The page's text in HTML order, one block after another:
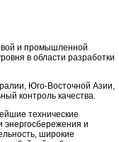
и промышленной
в области разработки
Юго-Восточной Азии,
контроль качества.
технические
энергосбережения и
широкие